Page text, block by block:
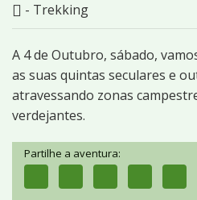
- Trekking
A 4 de Outubro, sábado,
as suas quintas seculares e
atravessando zonas
verdejantes.
Partilhe a aventura: